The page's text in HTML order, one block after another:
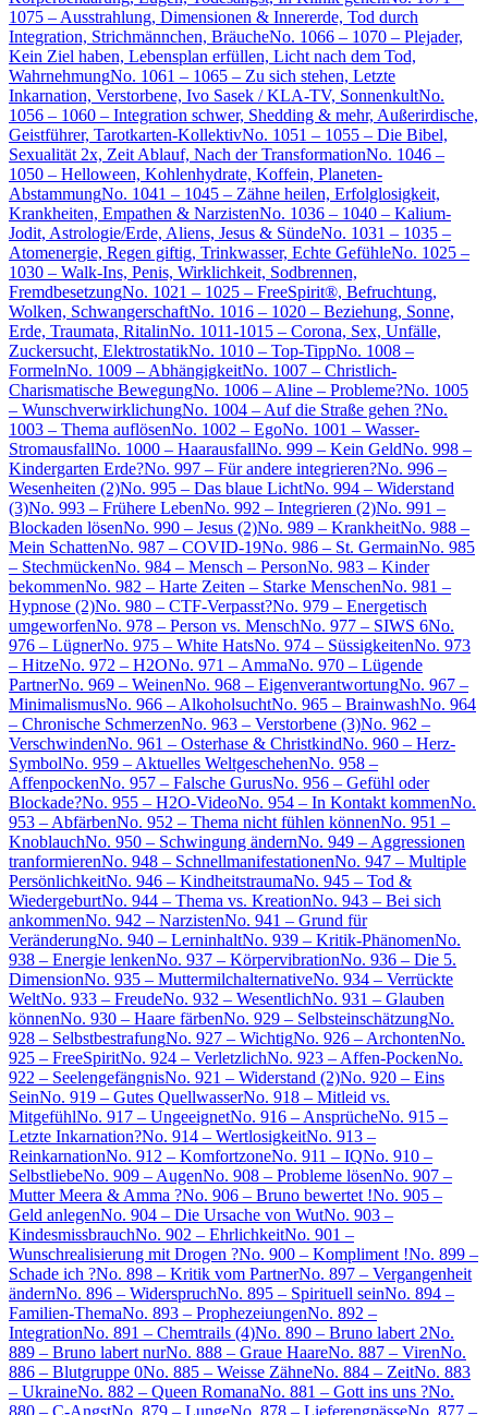
1075 – Ausstrahlung, Dimensionen & Innererde, Tod durch
Integration, Strichmännchen, BräucheNo. 1066 – 1070 – Plejader,
Kein Ziel haben, Lebensplan erfüllen, Licht nach dem Tod,
WahrnehmungNo. 1061 – 1065 – Zu sich stehen, Letzte
Inkarnation, Verstorbene, Ivo Sasek / KLA-TV, SonnenkultNo.
1056 – 1060 – Integration schwer, Shedding & mehr, Außerirdische,
Geistführer, Tarotkarten-KollektivNo. 1051 – 1055 – Die Bibel,
Sexualität 2x, Zeit Ablauf, Nach der TransformationNo. 1046 –
1050 – Helloween, Kohlenhydrate, Koffein, Planeten-
AbstammungNo. 1041 – 1045 – Zähne heilen, Erfolglosigkeit,
Krankheiten, Empathen & NarzistenNo. 1036 – 1040 – Kalium-
Jodit, Astrologie/Erde, Aliens, Jesus & SündeNo. 1031 – 1035 –
Atomenergie, Regen giftig, Trinkwasser, Echte GefühleNo. 1025 –
1030 – Walk-Ins, Penis, Wirklichkeit, Sodbrennen,
FremdbesetzungNo. 1021 – 1025 – FreeSpirit®, Befruchtung,
Wolken, SchwangerschaftNo. 1016 – 1020 – Beziehung, Sonne,
Erde, Traumata, RitalinNo. 1011-1015 – Corona, Sex, Unfälle,
Zuckersucht, ElektrostatikNo. 1010 – Top-TippNo. 1008 –
FormelnNo. 1009 – AbhängigkeitNo. 1007 – Christlich-
Charismatische BewegungNo. 1006 – Aline – Probleme?No. 1005
– WunschverwirklichungNo. 1004 – Auf die Straße gehen ?No.
1003 – Thema auflösenNo. 1002 – EgoNo. 1001 – Wasser-
StromausfallNo. 1000 – HaarausfallNo. 999 – Kein GeldNo. 998 –
Kindergarten Erde?No. 997 – Für andere integrieren?No. 996 –
Wesenheiten (2)No. 995 – Das blaue LichtNo. 994 – Widerstand
(3)No. 993 – Frühere LebenNo. 992 – Integrieren (2)No. 991 –
Blockaden lösenNo. 990 – Jesus (2)No. 989 – KrankheitNo. 988 –
Mein SchattenNo. 987 – COVID-19No. 986 – St. GermainNo. 985
– StechmückenNo. 984 – Mensch – PersonNo. 983 – Kinder
bekommenNo. 982 – Harte Zeiten – Starke MenschenNo. 981 –
Hypnose (2)No. 980 – CTF-Verpasst?No. 979 – Energetisch
umgeworfenNo. 978 – Person vs. MenschNo. 977 – SIWS 6No.
976 – LügnerNo. 975 – White HatsNo. 974 – SüssigkeitenNo. 973
– HitzeNo. 972 – H2ONo. 971 – AmmaNo. 970 – Lügende
PartnerNo. 969 – WeinenNo. 968 – EigenverantwortungNo. 967 –
MinimalismusNo. 966 – AlkoholsuchtNo. 965 – BrainwashNo. 964
– Chronische SchmerzenNo. 963 – Verstorbene (3)No. 962 –
VerschwindenNo. 961 – Osterhase & ChristkindNo. 960 – Herz-
SymbolNo. 959 – Aktuelles WeltgeschehenNo. 958 –
AffenpockenNo. 957 – Falsche GurusNo. 956 – Gefühl oder
Blockade?No. 955 – H2O-VideoNo. 954 – In Kontakt kommenNo.
953 – AbfärbenNo. 952 – Thema nicht fühlen könnenNo. 951 –
KnoblauchNo. 950 – Schwingung ändernNo. 949 – Aggressionen
tranformierenNo. 948 – SchnellmanifestationenNo. 947 – Multiple
PersönlichkeitNo. 946 – KindheitstraumaNo. 945 – Tod &
WiedergeburtNo. 944 – Thema vs. KreationNo. 943 – Bei sich
ankommenNo. 942 – NarzistenNo. 941 – Grund für
VeränderungNo. 940 – LerninhaltNo. 939 – Kritik-PhänomenNo.
938 – Energie lenkenNo. 937 – KörpervibrationNo. 936 – Die 5.
DimensionNo. 935 – MuttermilchalternativeNo. 934 – Verrückte
WeltNo. 933 – FreudeNo. 932 – WesentlichNo. 931 – Glauben
könnenNo. 930 – Haare färbenNo. 929 – SelbsteinschätzungNo.
928 – SelbstbestrafungNo. 927 – WichtigNo. 926 – ArchontenNo.
925 – FreeSpiritNo. 924 – VerletzlichNo. 923 – Affen-PockenNo.
922 – SeelengefängnisNo. 921 – Widerstand (2)No. 920 – Eins
SeinNo. 919 – Gutes QuellwasserNo. 918 – Mitleid vs.
MitgefühlNo. 917 – UngeeignetNo. 916 – AnsprücheNo. 915 –
Letzte Inkarnation?No. 914 – WertlosigkeitNo. 913 –
ReinkarnationNo. 912 – KomfortzoneNo. 911 – IQNo. 910 –
SelbstliebeNo. 909 – AugenNo. 908 – Probleme lösenNo. 907 –
Mutter Meera & Amma ?No. 906 – Bruno bewertet !No. 905 –
Geld anlegenNo. 904 – Die Ursache von WutNo. 903 –
KindesmissbrauchNo. 902 – EhrlichkeitNo. 901 –
Wunschrealisierung mit Drogen ?No. 900 – Kompliment !No. 899 –
Schade ich ?No. 898 – Kritik vom PartnerNo. 897 – Vergangenheit
ändernNo. 896 – WiderspruchNo. 895 – Spirituell seinNo. 894 –
Familien-ThemaNo. 893 – ProphezeiungenNo. 892 –
IntegrationNo. 891 – Chemtrails (4)No. 890 – Bruno labert 2No.
889 – Bruno labert nurNo. 888 – Graue HaareNo. 887 – VirenNo.
886 – Blutgruppe 0No. 885 – Weisse ZähneNo. 884 – ZeitNo. 883
– UkraineNo. 882 – Queen RomanaNo. 881 – Gott ins uns ?No.
880 – C-AngstNo. 879 – LungeNo. 878 – LieferengpässeNo. 877 –